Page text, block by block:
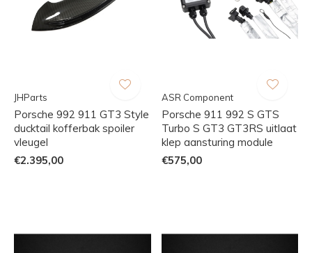
JHParts
Porsche 992 911 GT3 Style
ducktail kofferbak spoiler
vleugel
€2.395,00
ASR Component
Porsche 911 992 S GTS
Turbo S GT3 GT3RS uitlaat
klep aansturing module
€575,00